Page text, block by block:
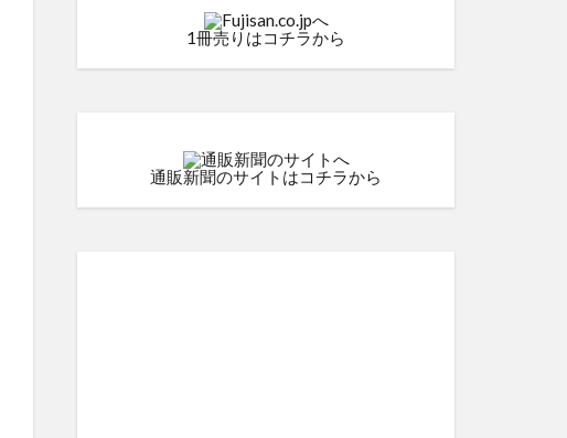
1冊売りはコチラから
通販新聞のサイトはコチラから